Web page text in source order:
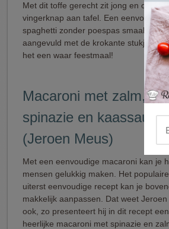
Met dit toffe gerecht zit jong en oud in
vingerknap aan tafel. Een eenvoudige
spaghetti zonder poespas smaakt
aangevuld met de krokante stukjes kip
het een waar feestmaal!
Macaroni met zalm,
spinazie en kaassaus
(Jeroen Meus)
Met een eenvoudige macaroni kan je
mensen gelukkig maken. Het
uiterst eenvoudige recept kan je
makkelijk aanpassen. Dat weet
ook, zo presenteert hij in dit recept een
heerlijke macaroni met spinazie en